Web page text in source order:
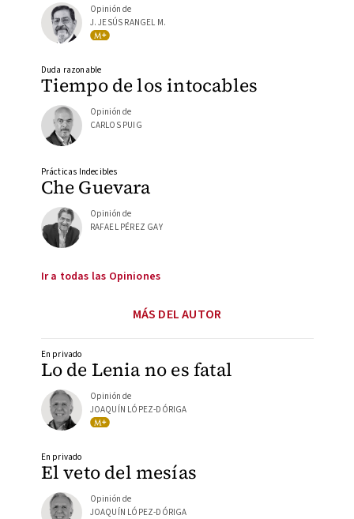
Opinión de
J. JESÚS RANGEL M.
Tiempo de los intocables
Duda razonable
Opinión de
CARLOS PUIG
Che Guevara
Prácticas Indecibles
Opinión de
RAFAEL PÉREZ GAY
Ir a todas las Opiniones
MÁS DEL AUTOR
Lo de Lenia no es fatal
En privado
Opinión de
JOAQUÍN LÓPEZ-DÓRIGA
El veto del mesías
En privado
Opinión de
JOAQUÍN LÓPEZ-DÓRIGA